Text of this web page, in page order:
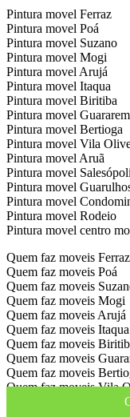
Pintura movel Ferraz
Pintura movel Poá
Pintura movel Suzano
Pintura movel Mogi
Pintura movel Arujá
Pintura movel Itaqua
Pintura movel Biritiba
Pintura movel
Pintura movel Bertioga
Pintura movel Vila
Pintura movel Aruã
Pintura movel
Pintura movel
Pintura movel
Pintura movel Rodeio
Pintura movel centro
Quem faz moveis Ferraz
Quem faz moveis Poá
Quem faz moveis
Quem faz moveis Mogi
Quem faz moveis Arujá
Quem faz moveis Itaqua
Quem faz moveis
Quem faz moveis
Quem faz moveis
Quem faz moveis Vila